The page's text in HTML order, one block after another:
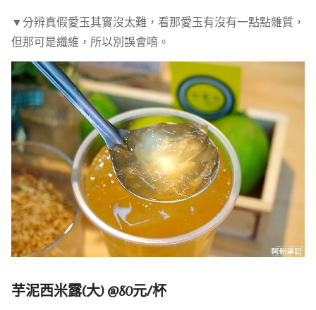
▼分辨真假愛玉其實沒太難，看那愛玉有沒有一點點雜質，
但那可是纖維，所以別誤會唷。
芋泥西米露(大) @80元/杯